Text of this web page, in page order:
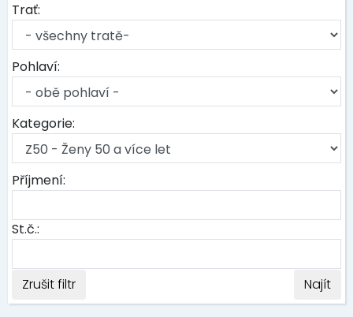
Trať:
Pohlaví:
Kategorie:
Příjmení:
St.č.:
Zrušit filtr Najít